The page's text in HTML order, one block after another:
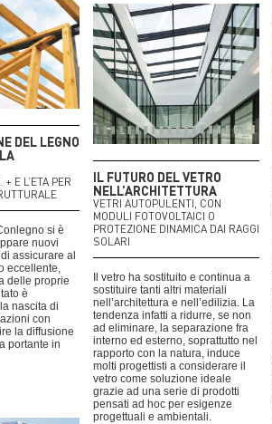
DEL LEGNO
E L’ETA PER
si è
nuovi
assicurare al
eccellente,
delle proprie
è
nascita di
con
la diffusione
portante in
IL FUTURO DEL VETRO
NELL’ARCHITETTURA
VETRI AUTOPULENTI, CON
MODULI FOTOVOLTAICI O
PROTEZIONE DINAMICA DAI RAGGI
SOLARI
Il vetro ha sostituito e continua a
sostituire tanti altri materiali
nell’architettura e nell’edilizia. La
tendenza infatti a ridurre, se non
ad eliminare, la separazione fra
interno ed esterno, soprattutto nel
rapporto con la natura, induce
molti progettisti a considerare il
vetro come soluzione ideale
grazie ad una serie di prodotti
pensati ad hoc per esigenze
progettuali e ambientali.